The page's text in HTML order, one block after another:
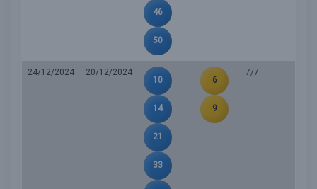
46
50
24/12/2024
20/12/2024
10
14
21
33
6
9
7/7